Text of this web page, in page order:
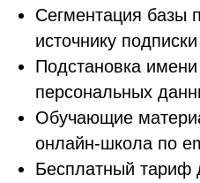
Сегментация базы
источнику
Подстановка имени
персональных
Обучающие
онлайн-школа по
Бесплатный тариф